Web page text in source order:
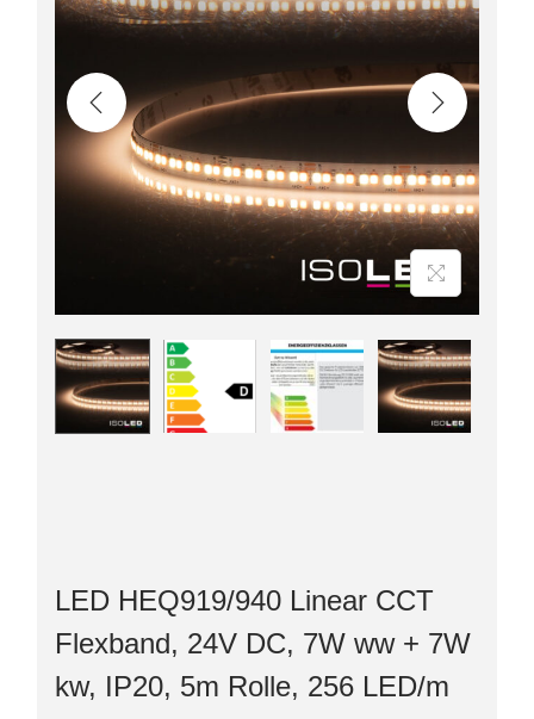
LED HEQ919/940 Linear CCT
Flexband, 24V DC, 7W ww + 7W
kw, IP20, 5m Rolle, 256 LED/m